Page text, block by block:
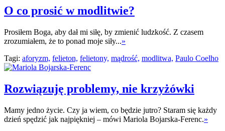
O co prosić w modlitwie?
Prosiłem Boga, aby dał mi siłę, by zmienić ludzkość. Z czasem
zrozumiałem, że to ponad moje siły...»
Tagi: aforyzm, felieton, felietony, mądrość, modlitwa, Paulo Coelho
Rozwiązuję problemy, nie krzyżówki
Mamy jedno życie. Czy ja wiem, co będzie jutro? Staram się każdy
dzień spędzić jak najpiękniej – mówi Mariola Bojarska-Ferenc.»